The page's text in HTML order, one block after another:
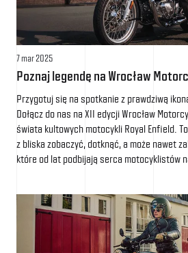
7 mar 2025
Poznaj legendę na Wrocław
Przygotuj się na spotkanie z prawdziwą
Dołącz do nas na XII edycji Wrocław
świata kultowych motocykli Royal Enfield.
z bliska zobaczyć, dotknąć, a może nawet
które od lat podbijają serca motocyklistów